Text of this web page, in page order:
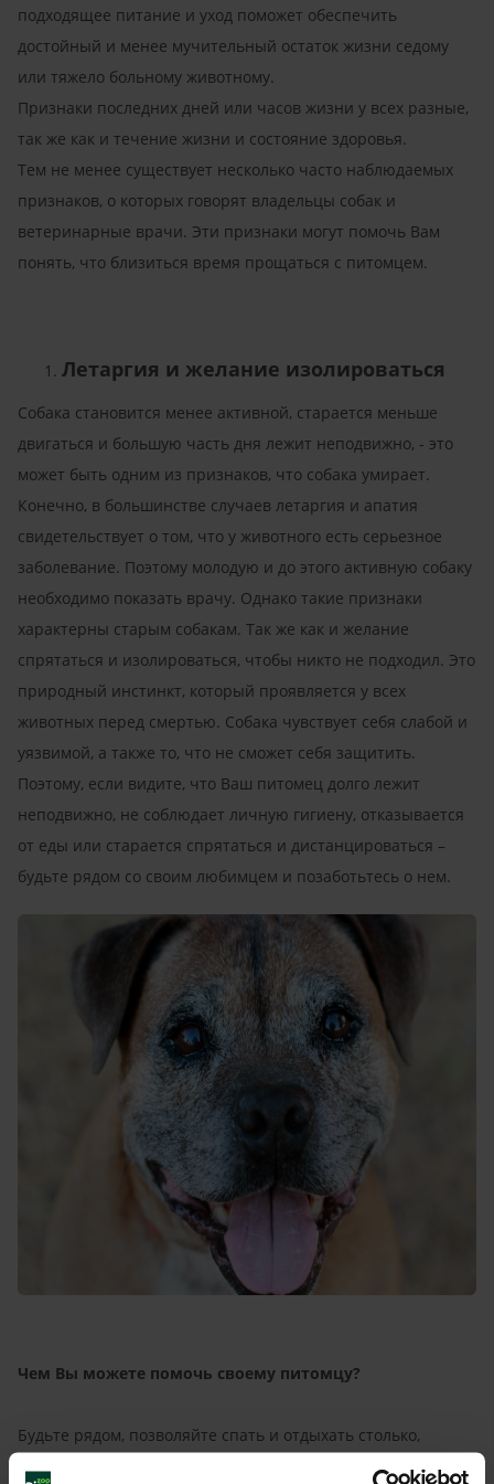
подходящее питание и уход поможет обеспечить
достойный и менее мучительный остаток жизни седому
или тяжело больному животному.
Признаки последних дней или часов жизни у всех разные,
так же как и течение жизни и состояние здоровья.
Тем не менее существует несколько часто наблюдаемых
признаков, о которых говорят владельцы собак и
ветеринарные врачи. Эти признаки могут помочь Вам
понять, что близиться время прощаться с питомцем.
Летаргия и желание изолироваться
Собака становится менее активной, старается меньше
двигаться и большую часть дня лежит неподвижно, - это
может быть одним из признаков, что собака умирает.
Конечно, в большинстве случаев летаргия и апатия
свидетельствует о том, что у животного есть серьезное
заболевание. Поэтому молодую и до этого активную собаку
необходимо показать врачу. Однако такие признаки
характерны старым собакам. Так же как и желание
спрятаться и изолироваться, чтобы никто не подходил. Это
природный инстинкт, который проявляется у всех
животных перед смертью. Собака чувствует себя слабой и
уязвимой, а также то, что не сможет себя защитить.
Поэтому, если видите, что Ваш питомец долго лежит
неподвижно, не соблюдает личную гигиену, отказывается
от еды или старается спрятаться и дистанцироваться –
будьте рядом со своим любимцем и позаботьтесь о нем.
Чем Вы можете помочь своему питомцу?
Будьте рядом, позволяйте спать и отдыхать столько,
сколько необходимо. Ни в коем случае не заставляйте